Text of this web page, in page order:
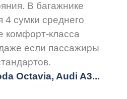
В багажнике
4 сумки среднего
комфорт-класса
если пассажиры
Octavia, Audi A3...